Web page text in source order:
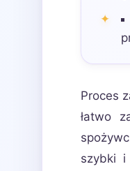
Proces
łatwo
szybki i